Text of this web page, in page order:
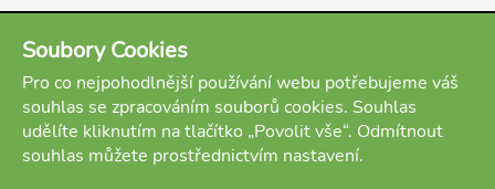
Útočné figury přes ně mohou
manévrovat a útočit z nich na soupeřova
krále. Důležitá je i příprava útoku. Při ní
oslabujeme pole v okolí soupeřova krále
a odstraňujeme soupeřovy obránce.
Přes slabá pole potom vedeme svůj
útok. Slabá pole blízko soupeřova krále
Soubory Cookies
Pro co nejpohodlnější používání webu potřebujeme váš
souhlas se zpracováním souborů cookies. Souhlas
udělíte kliknutím na tlačítko „Povolit vše“. Odmítnout
souhlas můžete prostřednictvím nastavení.